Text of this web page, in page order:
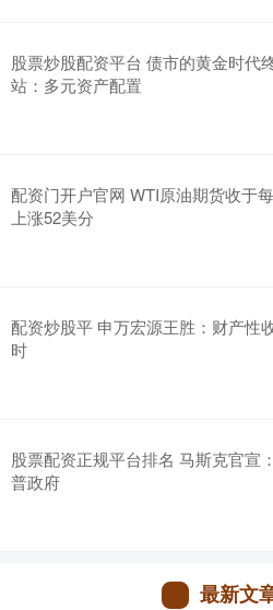
股票炒股配资平台 债市的黄金时代
站：多元资产配置
配资门开户官网 WTI原油期货收于
上涨52美分
配资炒股平 申万宏源王胜：财产性
时
股票配资正规平台排名 马斯克官宣
普政府
最新文